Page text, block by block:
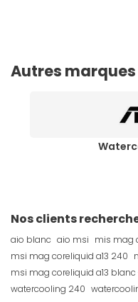
Autres marques
Nos clients
aio blanc aio msi mis mag
msi mag coreliquid a13 240
msi mag coreliquid a13
watercooling 240